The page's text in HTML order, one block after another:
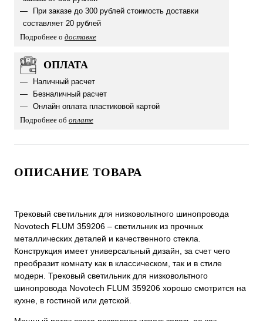
При заказе до 300 рублей стоимость доставки
составляет 20 рублей
Подробнее о доставке
ОПЛАТА
Наличный расчет
Безналичный расчет
Онлайн оплата пластиковой картой
Подробнее об оплате
ОПИСАНИЕ ТОВАРА
Трековый светильник для низковольтного шинопровода
Novotech FLUM 359206 – светильник из прочных
металлических деталей и качественного стекла.
Конструкция имеет универсальный дизайн, за счет чего
преобразит комнату как в классическом, так и в стиле
модерн. Трековый светильник для низковольтного
шинопровода Novotech FLUM 359206 хорошо смотрится на
кухне, в гостиной или детской.